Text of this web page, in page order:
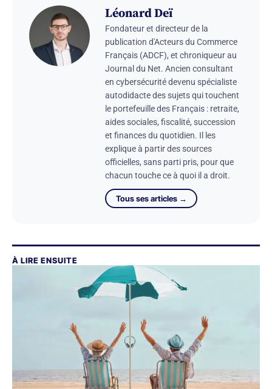
Léonard Deï
Fondateur et directeur de la
publication d'Acteurs du Commerce
Français (ADCF), et chroniqueur au
Journal du Net. Ancien consultant
en cybersécurité devenu spécialiste
autodidacte des sujets qui touchent
le portefeuille des Français : retraite,
aides sociales, fiscalité, succession
et finances du quotidien. Il les
explique à partir des sources
officielles, sans parti pris, pour que
chacun touche ce à quoi il a droit.
Tous ses articles →
À LIRE ENSUITE